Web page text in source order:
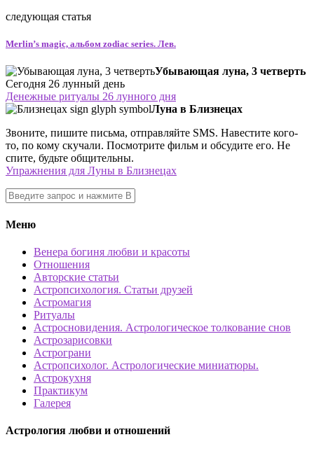
следующая статья
Merlin’s magic, альбом zodiac series. Лев.
Убывающая луна, 3 четверть
Сегодня 26 лунный день
Денежные ритуалы 26 лунного дня
Луна в Близнецах
Звоните, пишите письма, отправляйте SMS. Навестите кого-
то, по кому скучали. Посмотрите фильм и обсудите его. Не
спите, будьте общительны.
Упражнения для Луны в Близнецах
Меню
Венера богиня любви и красоты
Отношения
Авторские статьи
Астропсихология. Статьи друзей
Астромагия
Ритуалы
Астросновидения. Астрологическое толкование снов
Астрозарисовки
Астрограни
Астропсихолог. Астрологические миниатюры.
Астрокухня
Практикум
Галерея
Астрология любви и отношений